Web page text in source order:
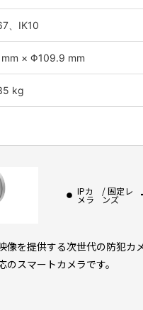
、IK10
mm × Φ109.9 mm
kg
IPカ
メラ
/ 固定レ
ンズ
像を提供する次世代の防犯
スマートカメラです。